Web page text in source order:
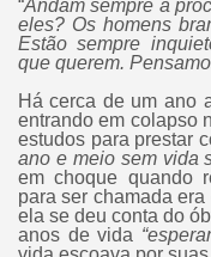
“Andam sempre à
eles? Os homens
Estão sempre
que querem.
Há cerca de um ano
entrando em colapso
estudos para prestar
ano e meio sem vida
em choque quando
para ser chamada
ela se deu conta do
anos de vida